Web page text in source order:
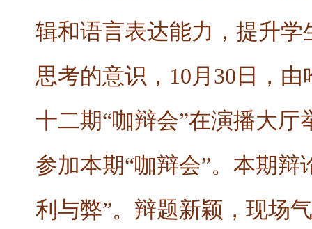
辑和语言表达能力，提升
思考的意识，10月30日，
十二期“咖辩会”在演播大
参加本期“咖辩会”。本期
利与弊”。辩题新颖，现场